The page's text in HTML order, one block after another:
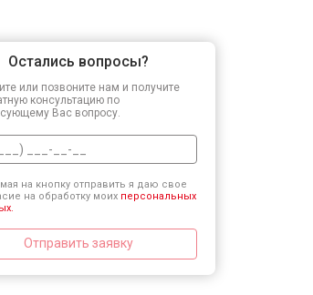
Остались вопросы?
или позвоните нам и получите
консультацию по
Вас вопросу.
на кнопку отправить я даю свое
на обработку моих персональных
Отправить заявку